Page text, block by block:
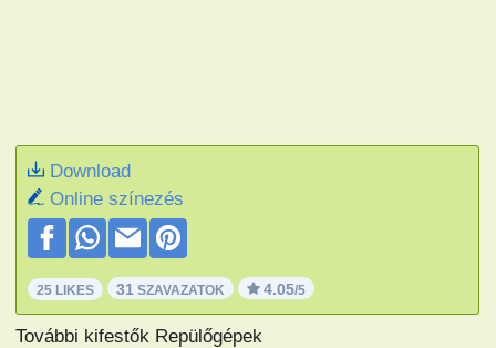
Download
Online színezés
25 LIKES 31 SZAVAZATOK 4.05/5
További kifestők Repülőgépek